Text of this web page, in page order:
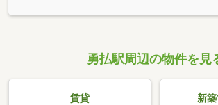
勇払駅周辺の物件を見
賃貸 新